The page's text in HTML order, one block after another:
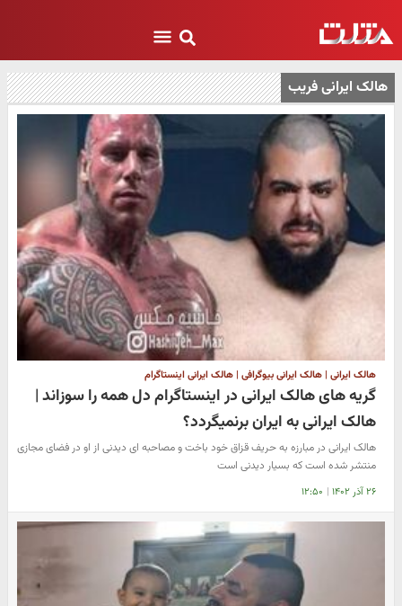
هالک ایرانی فریب
هالک ایرانی | هالک ایرانی بیوگرافی | هالک ایرانی اینستاگرام
گریه های هالک ایرانی در اینستاگرام دل همه را سوزاند |
هالک ایرانی به ایران برنمیگردد؟
هالک ایرانی در مبارزه به حریف قزاق خود باخت و مصاحبه ای دیدنی از او در فضای مجازی
منتشر شده است که بسیار دیدنی است
۲۶ آذر ۱۴۰۲ | ۱۲:۵۰